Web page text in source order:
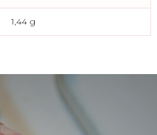
1,44 g